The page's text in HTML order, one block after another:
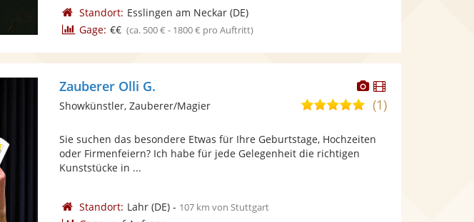
Standort: Esslingen am Neckar(DE)
Gage: €€ (ca. 500 € - 1800 € pro Auftritt)
Dieser
Künstler
stellt
bereit.
Dieser
Künstler
Zauberer Olli G.
5,0
5
(1)
Showkünstler, Zauberer/Magier
Sie suchen das besondere Etwas für Ihre Geburtstage, Hochzeiten
oder Firmenfeiern? Ich habe für jede Gelegenheit die richtigen
Kunststücke in ...
Standort: Lahr(DE)- 107 km von Stuttgart